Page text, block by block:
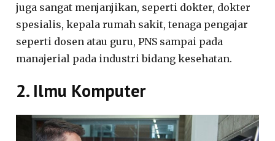
juga sangat menjanjikan, seperti dokter, dokter
spesialis, kepala rumah sakit, tenaga pengajar
seperti dosen atau guru, PNS sampai pada
manajerial pada industri bidang kesehatan.
2. Ilmu Komputer